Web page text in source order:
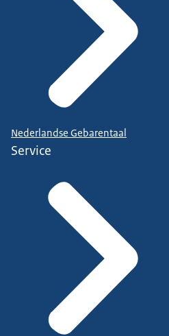
Nederlandse Gebarentaal
Service